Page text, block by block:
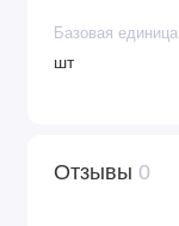
Базовая единица
шт
Отзывы 0